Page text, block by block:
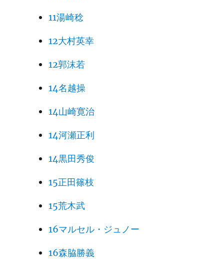
11湯崎稔
12大村英幸
12郭沫若
14名越操
14山崎寛治
14河瀬正利
14黒田秀俊
15正田篠枝
15荒木武
16マルセル・ジュノー
16森脇勝義